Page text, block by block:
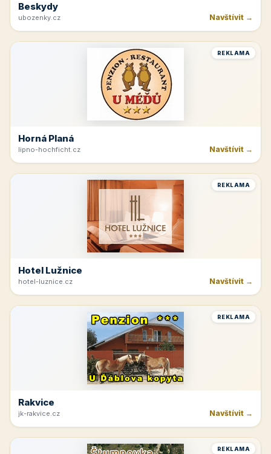
Beskydy
ubozenky.cz Navštívit →
REKLAMA
Horná Planá
lipno-hochficht.cz Navštívit →
REKLAMA
Hotel Lužnice
hotel-luznice.cz Navštívit →
REKLAMA
Rakvice
jk-rakvice.cz Navštívit →
REKLAMA